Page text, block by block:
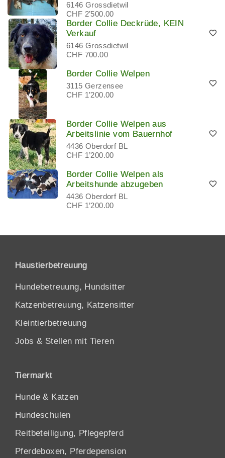
6146 Grossdietwil
CHF 2’500.00
Border Collie Deckrüde, KEIN
Verkauf
6146 Grossdietwil
CHF 700.00
Border Collie Welpen
3115 Gerzensee
CHF 1’200.00
Border Collie Welpen aus
Arbeitslinie vom Bauernhof
4436 Oberdorf BL
CHF 1’200.00
Border Collie Welpen als
Arbeitshunde abzugeben
4436 Oberdorf BL
CHF 1’200.00
Haustierbetreuung
Hundebetreuung, Hundsitter
Katzenbetreuung, Katzensitter
Kleintierbetreuung
Jobs & Stellen mit Tieren
Tiermarkt
Hunde & Katzen
Hundeschulen
Reitbeteiligung, Pflegepferd
Pferdeboxen, Pferdepension